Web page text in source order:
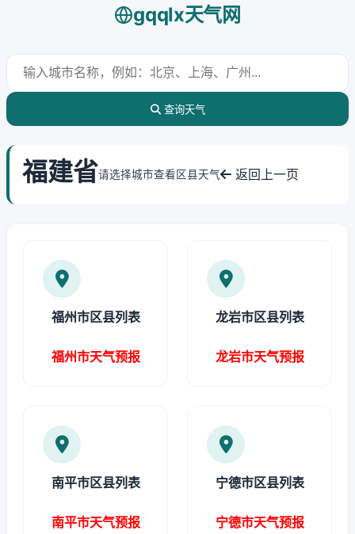
gqqlx天气网
查询天气
福建省请选择城市查看区县天气 返回上一页
福州市区县列表
福州市天气预报
龙岩市区县列表
龙岩市天气预报
南平市区县列表
南平市天气预报
宁德市区县列表
宁德市天气预报